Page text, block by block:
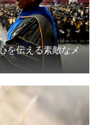
を伝える素敵なメ